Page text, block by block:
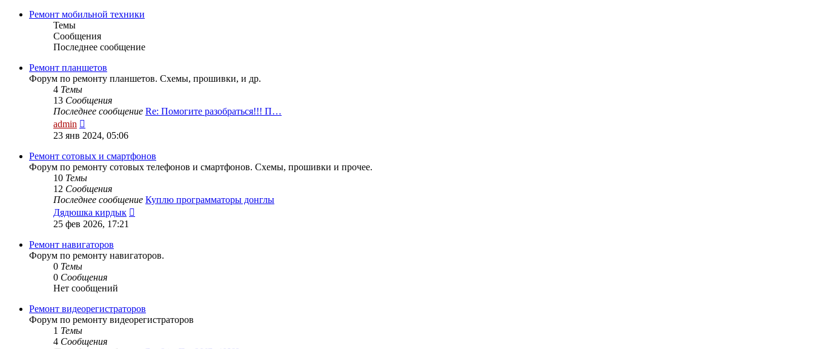
сообщению
Ремонт мобильной техники
Темы
Сообщения
Последнее сообщение
Ремонт планшетов
Форум по ремонту планшетов. Схемы, прошивки, и др.
4 Темы
13 Сообщения
Последнее сообщение Re: Помогите разобраться!!! П…
admin
к
сообщению
23 янв 2024, 05:06
Ремонт сотовых и смартфонов
Форум по ремонту сотовых телефонов и смартфонов. Схемы, прошивки и прочее.
10 Темы
12 Сообщения
Последнее сообщение Куплю программаторы донглы
Дядюшка кирдык
25 фев 2026, 17:21
Ремонт навигаторов
Форум по ремонту навигаторов.
0 Темы
0 Сообщения
Нет сообщений
Ремонт видеорегистраторов
Форум по ремонту видеорегистраторов
1 Темы
4 Сообщения